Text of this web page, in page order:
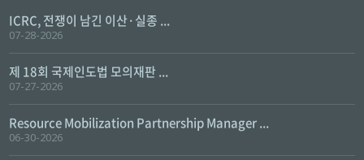
ICRC, 전쟁이 남긴 이산·실종 ...
07-28-2026
제 18회 국제인도법 모의재판 ...
07-27-2026
Resource Mobilization Partnership Manager ...
06-30-2026